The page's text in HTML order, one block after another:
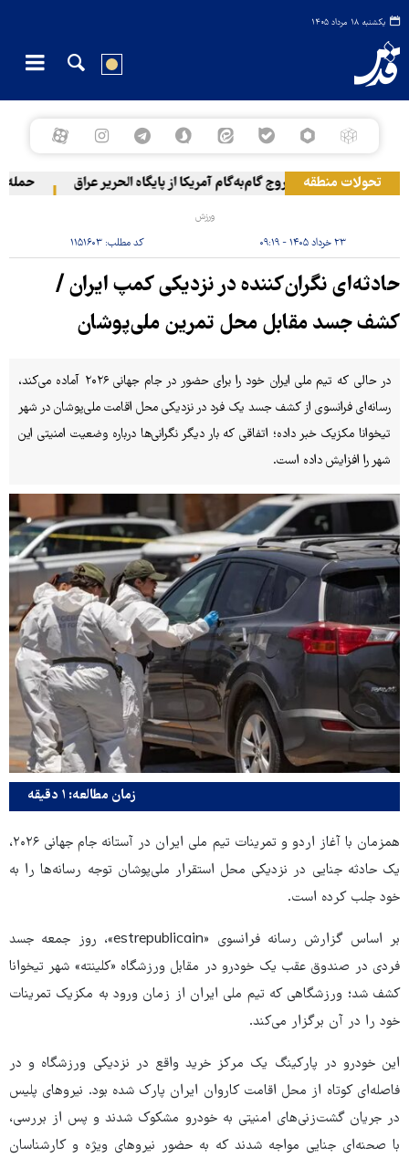
یکشنبه ۱۸ مرداد ۱۴۰۵
تحولات منطقهخروج گام‌به‌گام آمریکا از پایگاه الحریر عراق حمله
ورزش
۲۳ خرداد ۱۴۰۵ - ۰۹:۱۹ کد مطلب:۱۱۵۱۶۰۳
حادثه‌ای نگران‌کننده در نزدیکی کمپ ایران /
کشف جسد مقابل محل تمرین ملی‌پوشان
در حالی که تیم ملی ایران خود را برای حضور در جام جهانی ۲۰۲۶ آماده می‌کند،
رسانه‌ای فرانسوی از کشف جسد یک فرد در نزدیکی محل اقامت ملی‌پوشان در شهر
تیخوانا مکزیک خبر داده؛ اتفاقی که بار دیگر نگرانی‌ها درباره وضعیت امنیتی این
شهر را افزایش داده است.
زمان مطالعه: ۱ دقیقه
همزمان با آغاز اردو و تمرینات تیم ملی ایران در آستانه جام جهانی ۲۰۲۶،
یک حادثه جنایی در نزدیکی محل استقرار ملی‌پوشان توجه رسانه‌ها را به
خود جلب کرده است.
بر اساس گزارش رسانه فرانسوی «estrepublicain»، روز جمعه جسد
فردی در صندوق عقب یک خودرو در مقابل ورزشگاه «کلینته» شهر تیخوانا
کشف شد؛ ورزشگاهی که تیم ملی ایران از زمان ورود به مکزیک تمرینات
خود را در آن برگزار می‌کند.
این خودرو در پارکینگ یک مرکز خرید واقع در نزدیکی ورزشگاه و در
فاصله‌ای کوتاه از محل اقامت کاروان ایران پارک شده بود. نیروهای پلیس
در جریان گشت‌زنی‌های امنیتی به خودرو مشکوک شدند و پس از بررسی،
با صحنه‌ای جنایی مواجه شدند که به حضور نیروهای ویژه و کارشناسان